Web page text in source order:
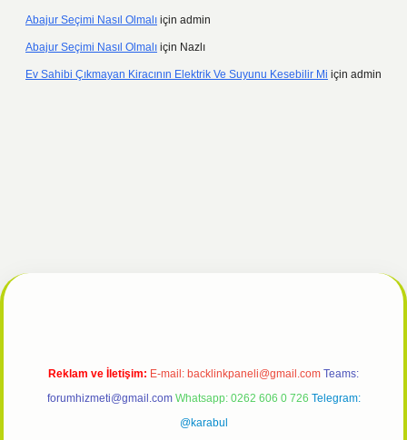
Abajur Seçimi Nasıl Olmalı için admin
Abajur Seçimi Nasıl Olmalı için Nazlı
Ev Sahibi Çıkmayan Kiracının Elektrik Ve Suyunu Kesebilir Mi için admin
tulipbet giriş
Reklam ve İletişim: E-mail: backlinkpaneli@gmail.com Teams:
forumhizmeti@gmail.com Whatsapp: 0262 606 0 726 Telegram:
@karabul